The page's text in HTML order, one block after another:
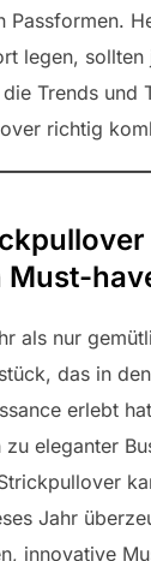
Passformen.
legen, sollten
Trends und
richtig
Must-
als nur
das in
erlebt
eleganter
Jahr
innovative